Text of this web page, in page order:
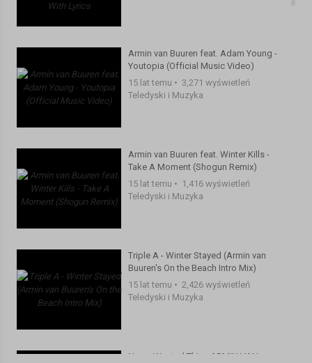
Armin van Buuren feat. Adam Young -
Youtopia (Official Music Video)
15 lat temu • 3,271 wyświetleń
Teledyski i Muzyka
Armin van Buuren feat. Winter Kills -
Take A Moment (Shogun Remix)
15 lat temu • 1,416 wyświetleń
Teledyski i Muzyka
Triple A - Winter Stayed (Armin van
Buuren's On the Beach Intro Mix)
15 lat temu • 2,426 wyświetleń
Teledyski i Muzyka
Never Wanted This - ARMIN VAN